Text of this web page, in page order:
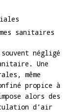
sanitaires
négligé
Une
même
propice à
alors des
d’air